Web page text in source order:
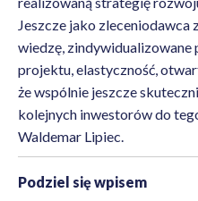
Jeszcze jako zleceniodawca
wiedzę, zindywidualizowane
projektu, elastyczność,
że wspólnie jeszcze
kolejnych inwestorów do
Waldemar Lipiec.
Podziel się wpisem